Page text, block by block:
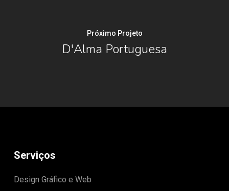
Próximo Projeto
D'Alma Portuguesa
Serviços
Design Gráfico e Web